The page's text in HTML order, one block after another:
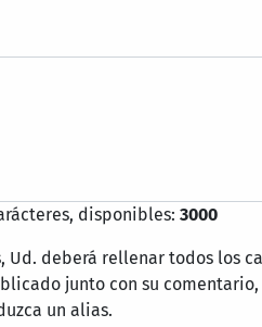
disponibles: 3000
Ud. deberá rellenar todos los
junto con su
un alias.